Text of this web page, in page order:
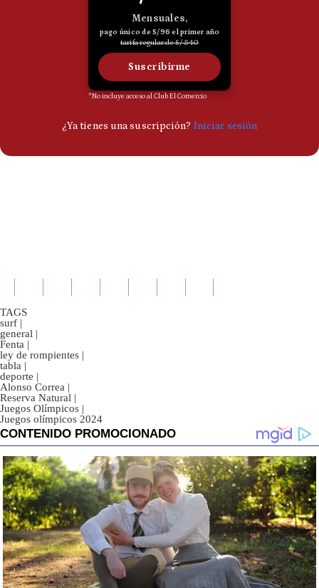
TAGS
surf |
general |
Fenta |
ley de rompientes |
tabla |
deporte |
Alonso Correa |
Reserva Natural |
Juegos Olímpicos |
Juegos olímpicos 2024